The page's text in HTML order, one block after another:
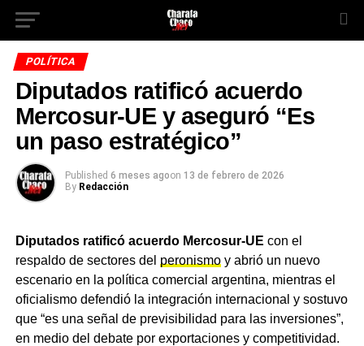
POLÍTICA
Diputados ratificó acuerdo
Mercosur-UE y aseguró “Es
un paso estratégico”
Published 6 meses agoon 13 de febrero de 2026
By Redacción
Diputados ratificó acuerdo Mercosur-UE con el
respaldo de sectores del peronismoy abrió un nuevo
escenario en la política comercial argentina, mientras el
oficialismo defendió la integración internacional y sostuvo
que “es una señal de previsibilidad para las inversiones”,
en medio del debate por exportaciones y competitividad.